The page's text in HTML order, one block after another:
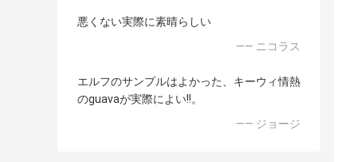
悪くない実際に素晴らしい
—— ニコラス
エルフのサンプルはよかった、キーウィ情熱
のguavaが実際によい!!。
—— ジョージ